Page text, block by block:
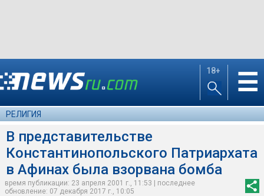
18+ ☰
РЕЛИГИЯ
В представительстве
Константинопольского Патриархата
в Афинах была взорвана бомба
время публикации: 23 апреля 2001 г., 11:53 | последнее
обновление: 07 декабря 2017 г., 10:05